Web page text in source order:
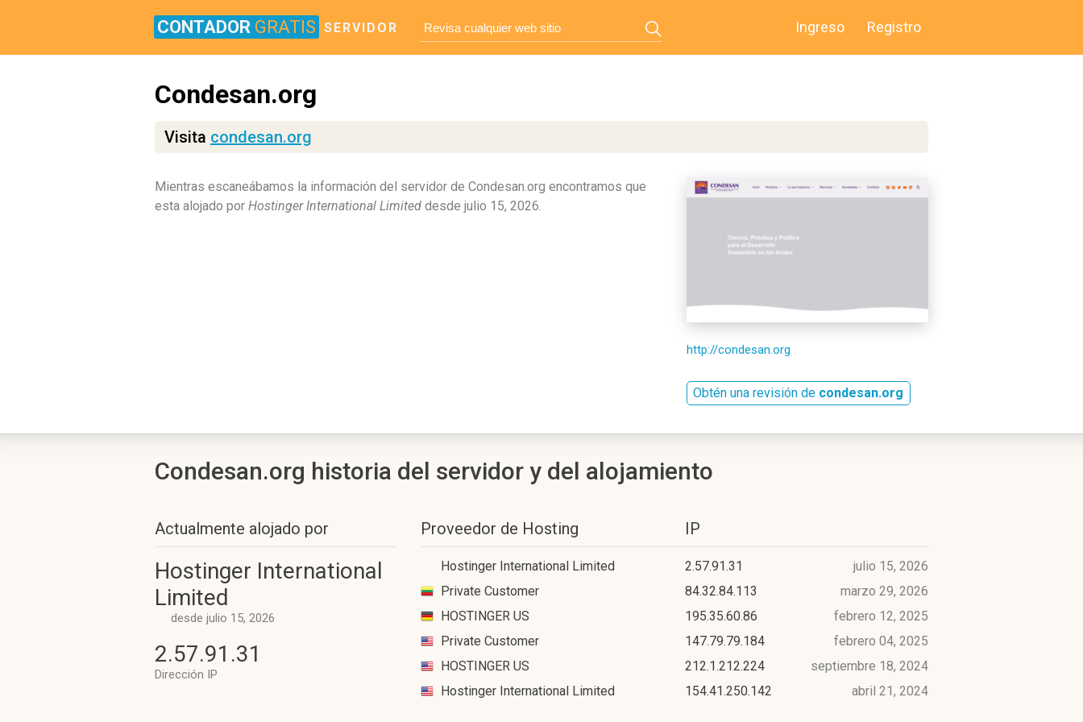
CONTADOR GRATIS SERVIDOR Ingreso Registro
Condesan.org
Visita condesan.org
Mientras escaneábamos la información del servidor de Condesan.org encontramos que
esta alojado por Hostinger International Limited desde julio 15, 2026.
http://condesan.org
Obtén una revisión de condesan.org
Condesan.org historia del servidor y del alojamiento
Actualmente alojado por
Hostinger International
Limited
desde julio 15, 2026
2.57.91.31
Dirección IP
Proveedor de Hosting IP
Hostinger International Limited 2.57.91.31
julio 15, 2026
Private Customer
84.32.84.113
marzo 29, 2026
HOSTINGER US
195.35.60.86
febrero 12, 2025
Private Customer
147.79.79.184
febrero 04, 2025
HOSTINGER US
212.1.212.224
septiembre 18, 2024
Hostinger International Limited
154.41.250.142 abril 21, 2024